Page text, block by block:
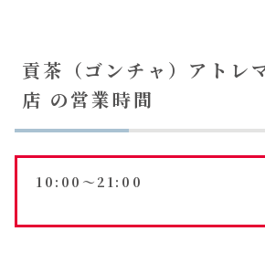
貢茶（ゴンチャ）アトレ
店 の営業時間
10:00〜21:00